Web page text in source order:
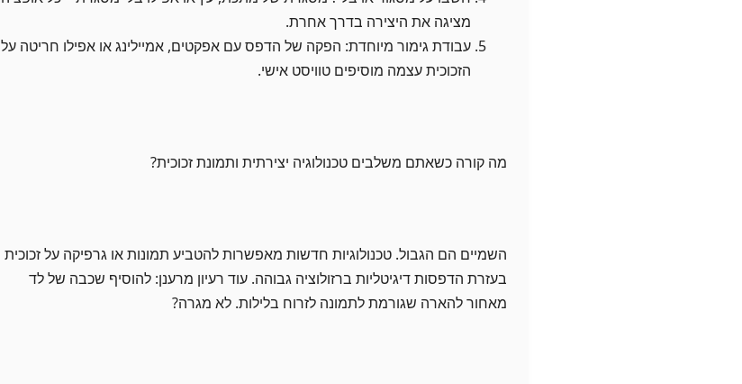
מציגה את היצירה בדרך אחרת.
עבודת גימור מיוחדת: הפקה של הדפס עם אפקטים, אמיילינג או אפילו חריטה על
הזכוכית עצמה מוסיפים טוויסט אישי.
מה קורה כשאתם משלבים טכנולוגיה יצירתית ותמונת זכוכית?
השמיים הם הגבול. טכנולוגיות חדשות מאפשרות להטביע תמונות או גרפיקה על זכוכית
בעזרת הדפסות דיגיטליות ברזולוציה גבוהה. עוד רעיון מרענן: להוסיף שכבה של לד
מאחור להארה שגורמת לתמונה לזרוח בלילות. לא מגרה?